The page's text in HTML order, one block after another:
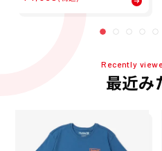
Recently
最近み